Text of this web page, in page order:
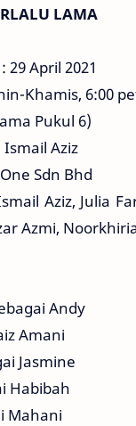
LAMA
29 April 2021
Khamis, 6:00
Pukul 6)
Ismail Aziz
Sdn Bhd
Aziz, Julia
Azmi,
Andy
Amani
Jasmine
Habibah
Mahani